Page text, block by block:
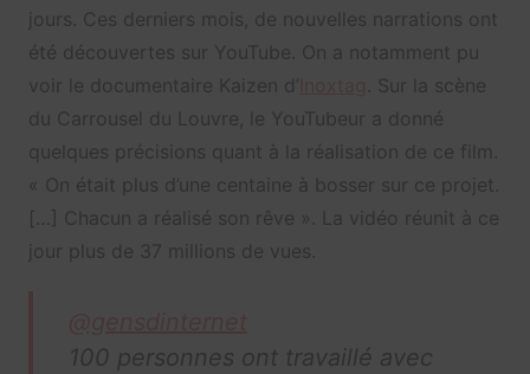
jours. Ces derniers mois, de nouvelles narrations ont
été découvertes sur YouTube. On a notamment pu
voir le documentaire Kaizen d’
. Sur la scène
du Carrousel du Louvre, le YouTubeur a donné
quelques précisions quant à la réalisation de ce film.
« On était plus d’une centaine à bosser sur ce projet.
[…] Chacun a réalisé son rêve ». La vidéo réunit à ce
jour plus de 37 millions de vues.
100 personnes ont travaillé avec